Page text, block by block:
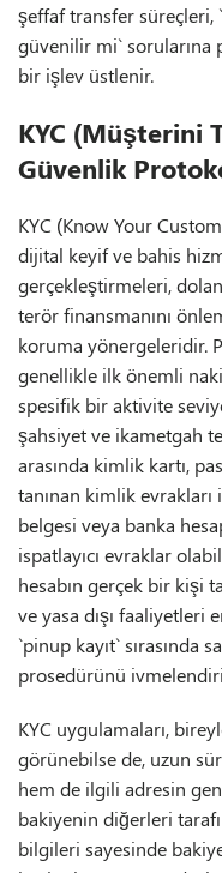
şeffaf transfer
güvenilir mi` sorularına
bir işlev üstlenir.
KYC (Müşterini
Güvenlik
KYC (Know Your
dijital keyif ve bahis
gerçekleştirmeleri,
terör finansmanını
koruma yönergeleridir.
genellikle ilk önemli
spesifik bir aktivite
şahsiyet ve ikametgah
arasında kimlik kartı,
tanınan kimlik
belgesi veya banka
ispatlayıcı evraklar
hesabın gerçek bir kişi
ve yasa dışı faaliyetleri
`pinup kayıt` sırasında
prosedürünü
KYC uygulamaları,
görünebilse de, uzun
hem de ilgili adresin
bakiyenin diğerleri
bilgileri sayesinde